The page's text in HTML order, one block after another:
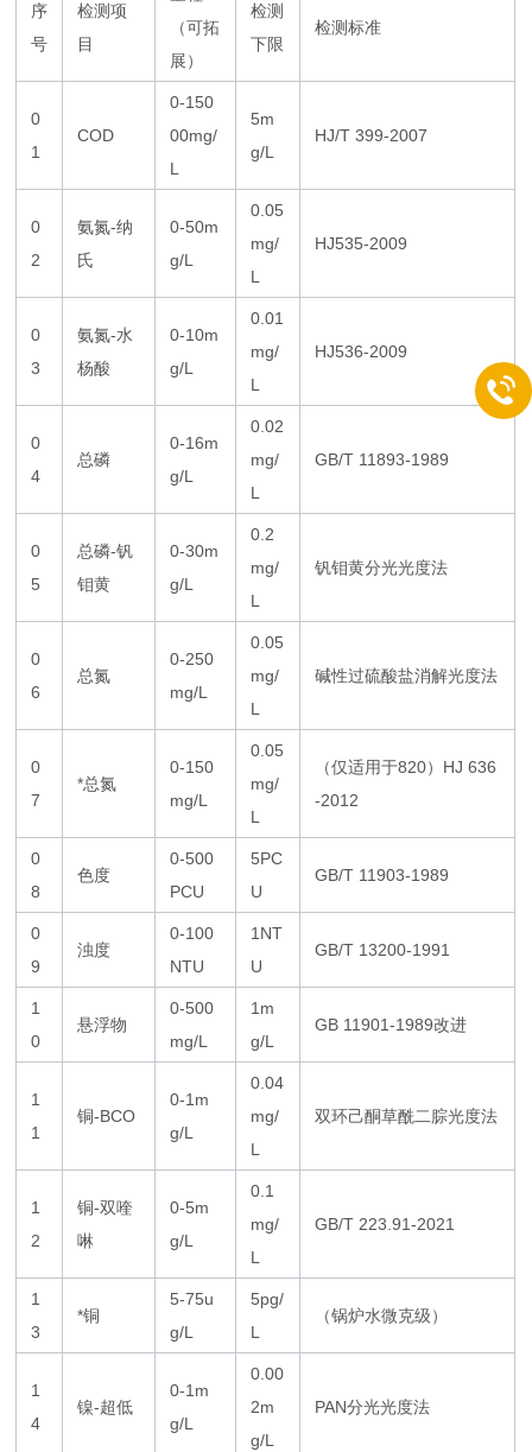
序
号
检测项
目
（可拓
展）
检测
下限
检测标准
0
1
COD
0-150
00mg/
L
5m
g/L
HJ/T 399-2007
0
2
氨氮-纳
氏
0-50m
g/L
0.05
mg/
L
HJ535-2009
0
3
氨氮-水
杨酸
0-10m
g/L
0.01
mg/
L
HJ536-2009
0
4
总磷
0-16m
g/L
0.02
mg/
L
GB/T 11893-1989
0
5
总磷-钒
钼黄
0-30m
g/L
0.2
mg/
L
钒钼黄分光光度法
0
6
总氮
0-250
mg/L
0.05
mg/
L
碱性过硫酸盐消解光度法
0
7
*总氮
0-150
mg/L
0.05
mg/
L
（仅适用于820）HJ 636
-2012
0
8
色度
0-500
PCU
5PC
U
GB/T 11903-1989
0
9
浊度
0-100
NTU
1NT
U
GB/T 13200-1991
1
0
悬浮物
0-500
mg/L
1m
g/L
GB 11901-1989改进
1
1
铜-BCO
0-1m
g/L
0.04
mg/
L
双环己酮草酰二腙光度法
1
2
铜-双喹
啉
0-5m
g/L
0.1
mg/
L
GB/T 223.91-2021
1
3
*铜
5-75u
g/L
5pg/
L
（锅炉水微克级）
1
4
镍-超低
0-1m
g/L
0.00
2m
g/L
PAN分光光度法